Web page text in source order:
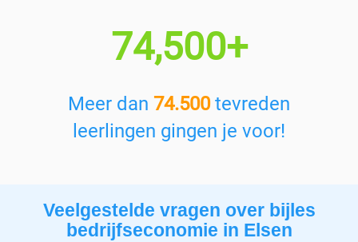
74,500+
Meer dan 74.500tevreden
leerlingen gingen je voor!
Veelgestelde vragen over bijles
bedrijfseconomie in Elsen